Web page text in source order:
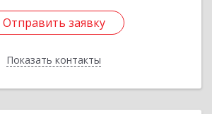
Отправить заявку
Показать контакты
Отправить заявку
Назад